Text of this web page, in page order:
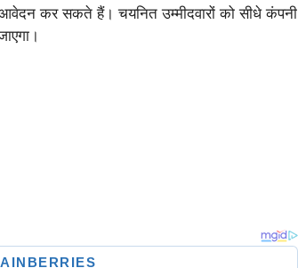
आवेदन कर सकते हैं। चयनित उम्मीदवारों को सीधे कंपनी